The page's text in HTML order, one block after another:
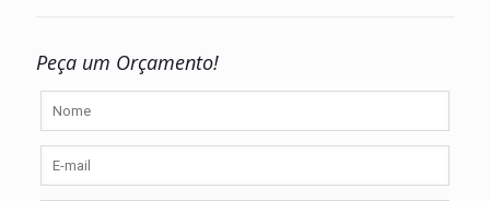
Peça um Orçamento!